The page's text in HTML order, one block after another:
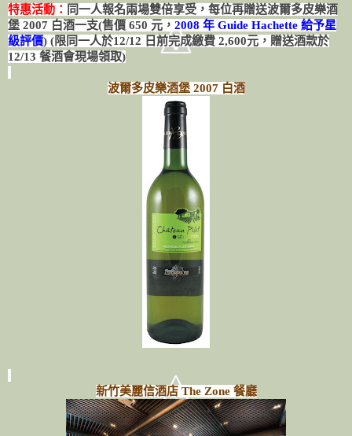
特惠活動： 同一人報名兩場雙倍享受，每位再贈送波爾多皮樂酒
堡 2007 白酒一支(售價 650 元， 2008 年 Guide Hachette 給予星
級評價) (限同一人於12/12 日前完成繳費 2,600元，贈送酒款於
12/13 餐酒會現場領取)
波爾多皮樂酒堡 2007 白酒
新竹美麗信酒店 The Zone 餐廳